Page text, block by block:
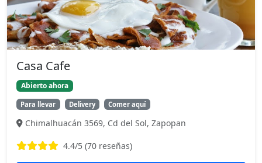
Casa Cafe
Abierto ahora
Para llevar Delivery Comer aquí
Chimalhuacán 3569, Cd del Sol, Zapopan
4.4/5 (70 reseñas)